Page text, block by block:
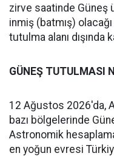
zirve saatinde Güneş
inmiş (batmış)
tutulma alanı dışında
GÜNEŞ TUTULMASI
12 Ağustos 2026'da,
bazı bölgelerinde
Astronomik
en yoğun evresi